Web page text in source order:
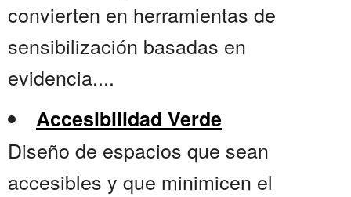
convierten en herramientas de
sensibilización basadas en
evidencia....
Accesibilidad Verde
Diseño de espacios que sean
accesibles y que minimicen el